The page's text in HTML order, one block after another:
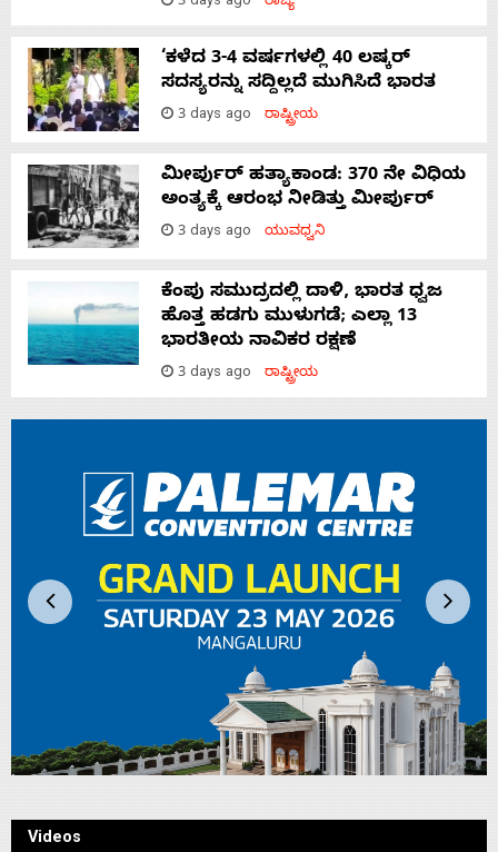
‘ಕಳೆದ 3-4 ವರ್ಷಗಳಲ್ಲಿ 40 ಲಷ್ಕರ್
ಸದಸ್ಯರನ್ನು ಸದ್ದಿಲ್ಲದೆ ಮುಗಿಸಿದೆ ಭಾರತ
3 days ago ರಾಷ್ಟ್ರೀಯ
ಮೀರ್ಪುರ್ ಹತ್ಯಾಕಾಂಡ: 370 ನೇ ವಿಧಿಯ
ಅಂತ್ಯಕ್ಕೆ ಆರಂಭ ನೀಡಿತ್ತು ಮೀರ್ಪುರ್
3 days ago ಯುವಧ್ವನಿ
ಕೆಂಪು ಸಮುದ್ರದಲ್ಲಿ ದಾಳಿ, ಭಾರತ ಧ್ವಜ
ಹೊತ್ತ ಹಡಗು ಮುಳುಗಡೆ; ಎಲ್ಲಾ 13
ಭಾರತೀಯ ನಾವಿಕರ ರಕ್ಷಣೆ
3 days ago ರಾಷ್ಟ್ರೀಯ
Videos